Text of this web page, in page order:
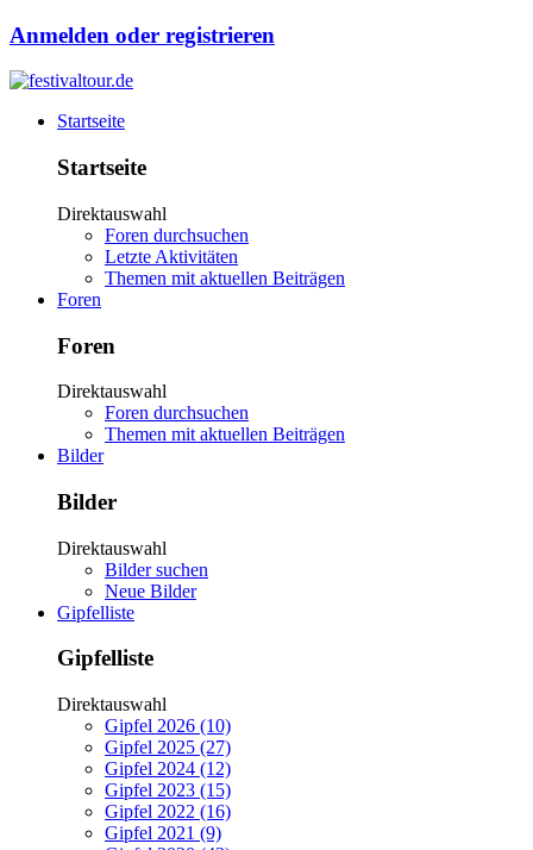
Anmelden oder registrieren
Startseite
Startseite
Direktauswahl
Foren durchsuchen
Letzte Aktivitäten
Themen mit aktuellen Beiträgen
Foren
Foren
Direktauswahl
Foren durchsuchen
Themen mit aktuellen Beiträgen
Bilder
Bilder
Direktauswahl
Bilder suchen
Neue Bilder
Gipfelliste
Gipfelliste
Direktauswahl
Gipfel 2026 (10)
Gipfel 2025 (27)
Gipfel 2024 (12)
Gipfel 2023 (15)
Gipfel 2022 (16)
Gipfel 2021 (9)